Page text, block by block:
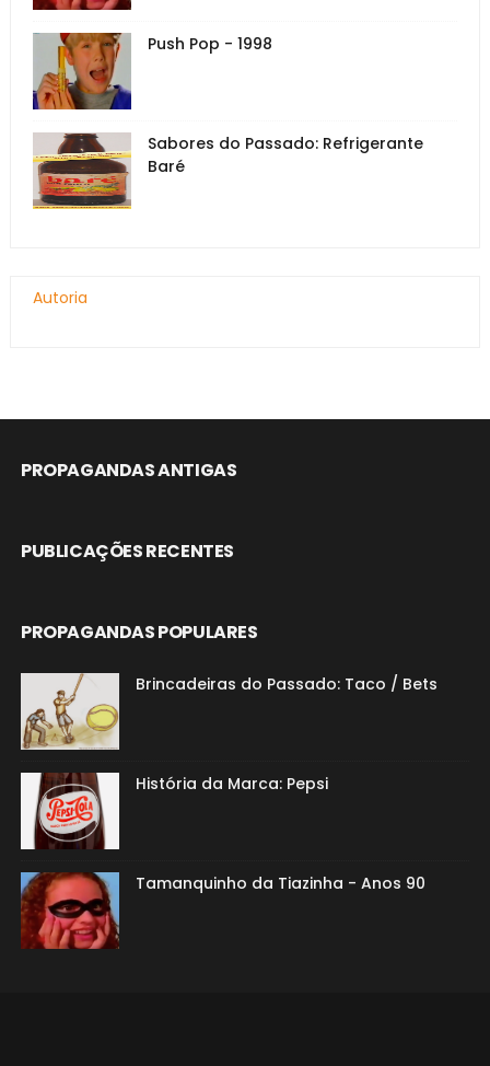
Push Pop - 1998
Sabores do Passado: Refrigerante
Baré
Autoria
PROPAGANDAS ANTIGAS
PUBLICAÇÕES RECENTES
PROPAGANDAS POPULARES
Brincadeiras do Passado: Taco / Bets
História da Marca: Pepsi
Tamanquinho da Tiazinha - Anos 90